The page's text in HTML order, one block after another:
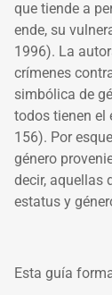
que tiende a
ende, su
1996). La
crímenes
simbólica de
todos tienen el
156). Por
género
decir, aquellas
estatus y
Esta guía